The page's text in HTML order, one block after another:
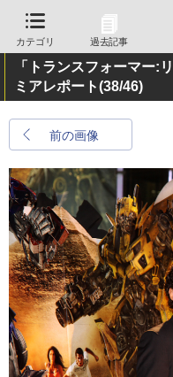
カテゴリ 過去記事
「トランスフォーマー:
ミアレポート(38/46)
前の画像